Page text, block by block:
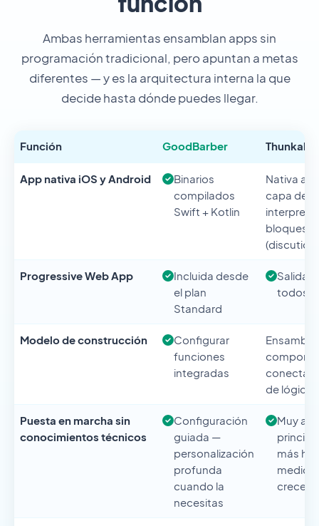
Ambas herramientas ensamblan apps sin
programación tradicional, pero apuntan a metas
diferentes — y es la arquitectura interna la que
decide hasta dónde puedes llegar.
Función GoodBarber Thunkable
App nativa iOS y Android
Binarios
compilados
Swift + Kotlin
Nativa
capa de
bloques
(discutido)
Progressive Web App
Incluida desde
el plan
Standard
Salida
todos
Modelo de construcción
Configurar
funciones
integradas
Ensamblar
conectar
de lógica
Puesta en marcha sin
conocimientos técnicos
Configuración
guiada —
personalización
profunda
cuando la
necesitas
Muy
más
medida
crece